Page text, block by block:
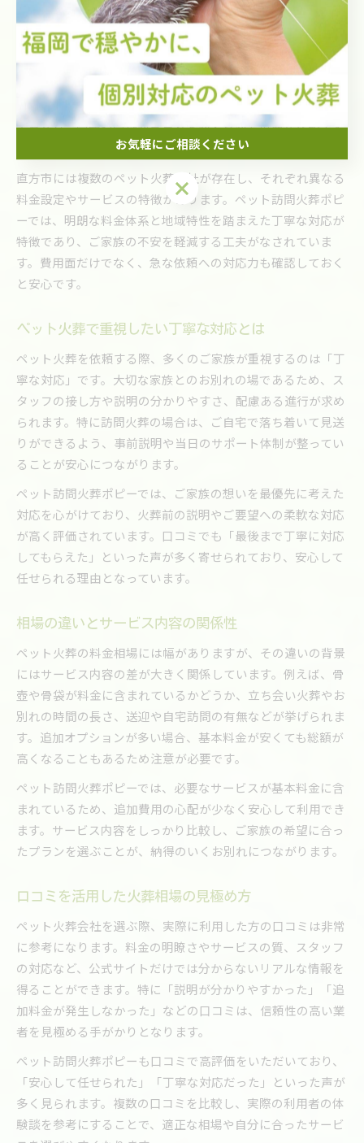
直方市のペット火葬費用相場と特徴
直方市でペット火葬を検討する際、最も気になるのは費用相
場とサービス内容です。一般的に、小型ペットの火葬費用は
1万円台から、中型・大型ペットになると2万円台〜3万円台
が目安となります。料金は火葬方法やオプション内容によっ
て異なり、骨壺や骨袋が含まれるかどうかも重要な比較ポイ
直方市には複数のペット火葬会社が存在し、それぞれ異なる
料金設定やサービスの特徴があります。ペット訪問火葬ポピ
ーでは、明朗な料金体系と地域特性を踏まえた丁寧な対応が
特徴であり、ご家族の不安を軽減する工夫がなされていま
す。費用面だけでなく、急な依頼への対応力も確認しておく
と安心です。
ペット火葬で重視したい丁寧な対応とは
ペット火葬を依頼する際、多くのご家族が重視するのは「丁
寧な対応」です。大切な家族とのお別れの場であるため、ス
タッフの接し方や説明の分かりやすさ、配慮ある進行が求め
られます。特に訪問火葬の場合は、ご自宅で落ち着いて見送
りができるよう、事前説明や当日のサポート体制が整ってい
ることが安心につながります。
ペット訪問火葬ポピーでは、ご家族の想いを最優先に考えた
対応を心がけており、火葬前の説明やご要望への柔軟な対応
が高く評価されています。口コミでも「最後まで丁寧に対応
してもらえた」といった声が多く寄せられており、安心して
任せられる理由となっています。
相場の違いとサービス内容の関係性
ペット火葬の料金相場には幅がありますが、その違いの背景
にはサービス内容の差が大きく関係しています。例えば、骨
壺や骨袋が料金に含まれているかどうか、立ち会い火葬やお
別れの時間の長さ、送迎や自宅訪問の有無などが挙げられま
す。追加オプションが多い場合、基本料金が安くても総額が
高くなることもあるため注意が必要です。
ペット訪問火葬ポピーでは、必要なサービスが基本料金に含
まれているため、追加費用の心配が少なく安心して利用でき
ます。サービス内容をしっかり比較し、ご家族の希望に合っ
たプランを選ぶことが、納得のいくお別れにつながります。
口コミを活用した火葬相場の見極め方
ペット火葬会社を選ぶ際、実際に利用した方の口コミは非常
に参考になります。料金の明瞭さやサービスの質、スタッフ
の対応など、公式サイトだけでは分からないリアルな情報を
得ることができます。特に「説明が分かりやすかった」「追
加料金が発生しなかった」などの口コミは、信頼性の高い業
者を見極める手がかりとなります。
ペット訪問火葬ポピーも口コミで高評価をいただいており、
「安心して任せられた」「丁寧な対応だった」といった声が
多く見られます。複数の口コミを比較し、実際の利用者の体
験談を参考にすることで、適正な相場や自分に合ったサービ
お気軽にご相談ください
お気軽にご相談ください